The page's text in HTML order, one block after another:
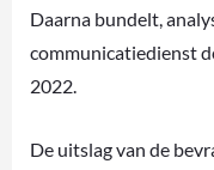
Daarna bundelt,
communicatiedienst
2022.
De uitslag van de